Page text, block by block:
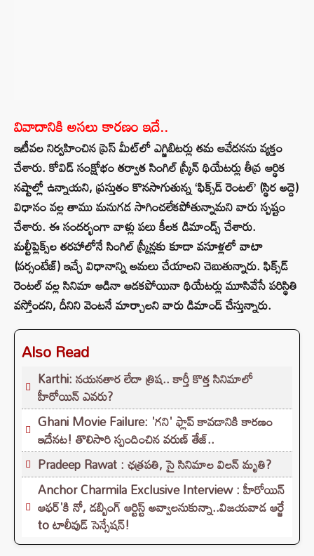
వివాదానికి అసలు కారణం ఇదే..
ఇటీవల నిర్వహించిన ప్రెస్ మీట్‌లో ఎగ్జిబిటర్లు తమ ఆవేదనను వ్యక్తం
చేశారు. కోవిడ్ సంక్షోభం తర్వాత సింగిల్ స్క్రీన్ థియేటర్లు తీవ్ర ఆర్థిక
నష్టాల్లో ఉన్నాయని, ప్రస్తుతం కొనసాగుతున్న ‘ఫిక్స్‌డ్ రెంటల్’ (స్థిర అద్దె)
విధానం వల్ల తాము మనుగడ సాగించలేకపోతున్నామని వారు స్పష్టం
చేశారు. ఈ సందర్భంగా వాళ్లు పలు కీలక డిమాండ్స్ చేశారు.
మల్టీప్లెక్స్‌ల తరహాలోనే సింగిల్ స్క్రీన్లకు కూడా వసూళ్లలో వాటా
(పర్సంటేజ్) ఇచ్చే విధానాన్ని అమలు చేయాలని చెబుతున్నారు. ఫిక్స్‌డ్
రెంటల్ వల్ల సినిమా ఆడినా ఆడకపోయినా థియేటర్లు మూసివేసే పరిస్థితి
వస్తోందని, దీనిని వెంటనే మార్చాలని వారు డిమాండ్ చేస్తున్నారు.
Also Read
Karthi: నయనతార లేదా త్రిష.. కార్తీ కొత్త సినిమాలో
హీరోయిన్ ఎవరు?
Ghani Movie Failure: 'గని' ఫ్లాప్‌ కావడానికి కారణం
ఇదేనట! తొలిసారి స్పందించిన వరుణ్ తేజ్..
Pradeep Rawat : ఛత్రపతి, సై సినిమాల విలన్ మృతి?
Anchor Charmila Exclusive Interview : హీరోయిన్
ఆఫర్'కి నో, డబ్బింగ్ ఆర్టిస్ట్ అవ్వాలనుకున్నా..విజయవాడ ఆర్జే
to టాలీవుడ్ సెన్సేషన్!